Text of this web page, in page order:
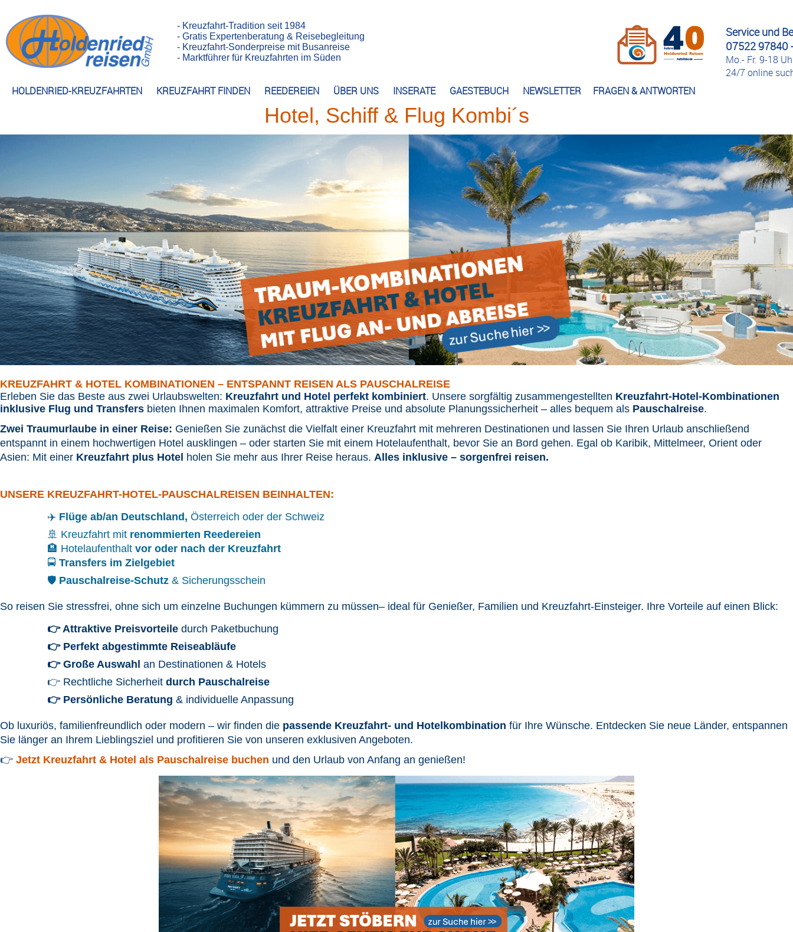
HOLDENRIED-KREUZFAHRTEN KREUZFAHRT FINDEN REEDEREIEN ÜBER UNS INSERATE GAESTEBUCH NEWSLETTER FRAGEN & ANTWORTEN
Service und
07522 97840
Mo.- Fr. 9-18
24/7 online
- Kreuzfahrt-Tradition seit 1984
- Gratis Expertenberatung & Reisebegleitung
- Kreuzfahrt-Sonderpreise mit Busanreise
- Marktführer für Kreuzfahrten im Süden
Hotel, Schiff & Flug Kombi´s
KREUZFAHRT & HOTEL KOMBINATIONEN – ENTSPANNT REISEN ALS PAUSCHALREISE
Erleben Sie das Beste aus zwei Urlaubswelten: Kreuzfahrt und Hotel perfekt kombiniert. Unsere sorgfältig zusammengestellten Kreuzfahrt-Hotel-Kombinationen
inklusive Flug und Transfers bieten Ihnen maximalen Komfort, attraktive Preise und absolute Planungssicherheit – alles bequem als Pauschalreise.
Zwei Traumurlaube in einer Reise: Genießen Sie zunächst die Vielfalt einer Kreuzfahrt mit mehreren Destinationen und lassen Sie Ihren Urlaub anschließend
entspannt in einem hochwertigen Hotel ausklingen – oder starten Sie mit einem Hotelaufenthalt, bevor Sie an Bord gehen. Egal ob Karibik, Mittelmeer, Orient oder
Asien: Mit einer Kreuzfahrt plus Hotel holen Sie mehr aus Ihrer Reise heraus. Alles inklusive – sorgenfrei reisen.
UNSERE KREUZFAHRT-HOTEL-PAUSCHALREISEN BEINHALTEN:
✈️ Flüge ab/an Deutschland, Österreich oder der Schweiz
🚢 Kreuzfahrt mit renommierten Reedereien
🏨 Hotelaufenthalt vor oder nach der Kreuzfahrt
🚍 Transfers im Zielgebiet
🛡️ Pauschalreise-Schutz & Sicherungsschein
So reisen Sie stressfrei, ohne sich um einzelne Buchungen kümmern zu müssen– ideal für Genießer, Familien und Kreuzfahrt-Einsteiger. Ihre Vorteile auf einen Blick:
👉 Attraktive Preisvorteile durch Paketbuchung
👉 Perfekt abgestimmte Reiseabläufe
👉 Große Auswahl an Destinationen & Hotels
👉 Rechtliche Sicherheit durch Pauschalreise
👉 Persönliche Beratung & individuelle Anpassung
Ob luxuriös, familienfreundlich oder modern – wir finden die passende Kreuzfahrt- und Hotelkombination für Ihre Wünsche. Entdecken Sie neue Länder, entspannen
Sie länger an Ihrem Lieblingsziel und profitieren Sie von unseren exklusiven Angeboten.
👉 Jetzt Kreuzfahrt & Hotel als Pauschalreise buchen und den Urlaub von Anfang an genießen!